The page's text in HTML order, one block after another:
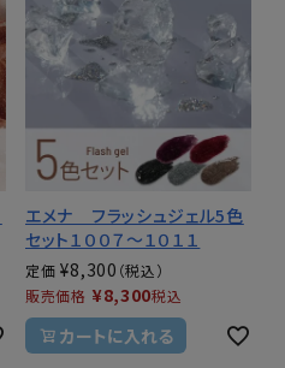
エメナ フラッシュジェル5色
セット１００７～１０１１
定価 ¥8,300
販売価格 ¥8,300税込
カートに入れる